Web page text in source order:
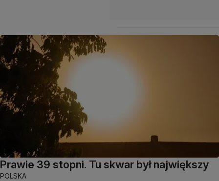
Prawie 39 stopni. Tu skwar był największy
POLSKA